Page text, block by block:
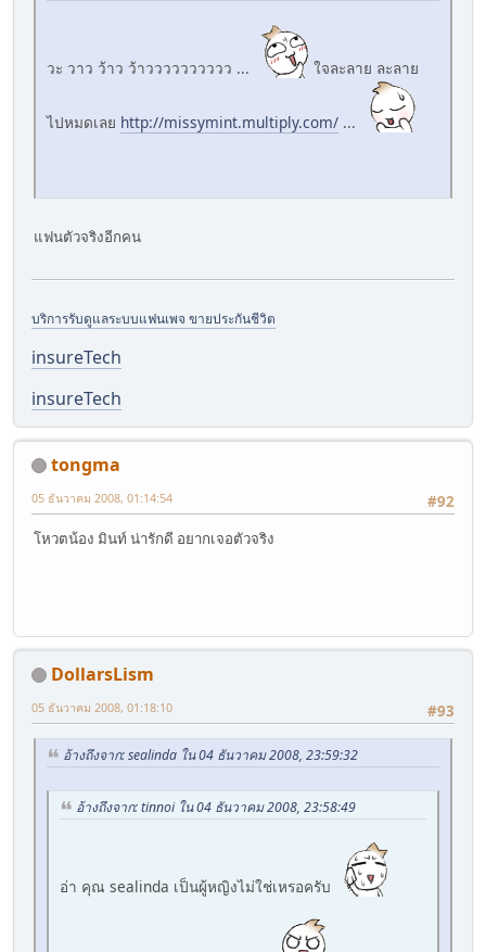
วะ วาว ว้าว ว้าวววววววววว ... ใจละลาย ละลาย
ไปหมดเลย http://missymint.multiply.com/ ...
แฟนตัวจริงอีกคน
บริการรับดูแลระบบแฟนเพจ ขายประกันชีวิต
insureTech
insureTech
tongma
#92
05 ธันวาคม 2008, 01:14:54
โหวตน้อง มินท์ น่ารักดี อยากเจอตัวจริง
DollarsLism
#93
05 ธันวาคม 2008, 01:18:10
อ้างถึงจาก: sealinda ใน 04 ธันวาคม 2008, 23:59:32
อ้างถึงจาก: tinnoi ใน 04 ธันวาคม 2008, 23:58:49
อ่า คุณ sealinda เป็นผู้หญิงไม่ใช่เหรอครับ